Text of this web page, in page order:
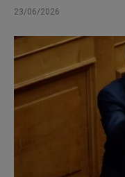
23/06/2026